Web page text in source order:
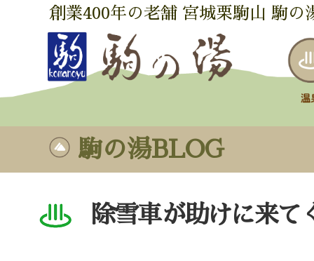
創業400年の老舗 宮城栗駒山 駒の
駒の湯BLOG
除雪車が助けに来て